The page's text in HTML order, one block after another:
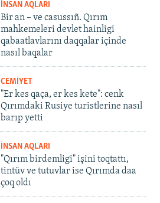
İNSAN AQLARI
Bir an – ve casussıñ. Qırım
mahkemeleri devlet hainligi
qabaatlavlarını daqqalar içinde
nasıl baqalar
CEMİYET
"Er kes qaça, er kes kete": cenk
Qırımdaki Rusiye turistlerine nasıl
barıp yetti
İNSAN AQLARI
"Qırım birdemligi" işini toqtattı,
tintüv ve tutuvlar ise Qırımda daa
çoq oldı